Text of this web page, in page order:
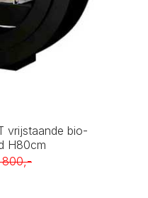
vrijstaande bio-
H80cm